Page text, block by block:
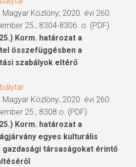
Magyar Közlöny; 2020. évi 260.
25.; 8304-8306. o. (PDF)
Korm. határozat a
összefüggésben a
szabályok eltérő
Magyar Közlöny; 2020. évi 260.
25.; 8308.o. (PDF)
Korm. határozat a
egyes kulturális
társaságokat érintő